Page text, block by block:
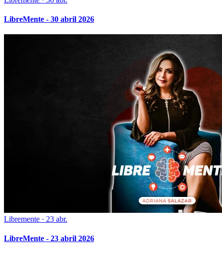
LibreMente - 30 abril 2026
Libremente · 23 abr.
LibreMente - 23 abril 2026